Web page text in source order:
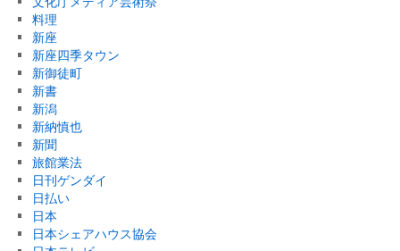
料理
新座
新座四季タウン
新御徒町
新書
新潟
新納慎也
新聞
旅館業法
日刊ゲンダイ
日払い
日本
日本シェアハウス協会